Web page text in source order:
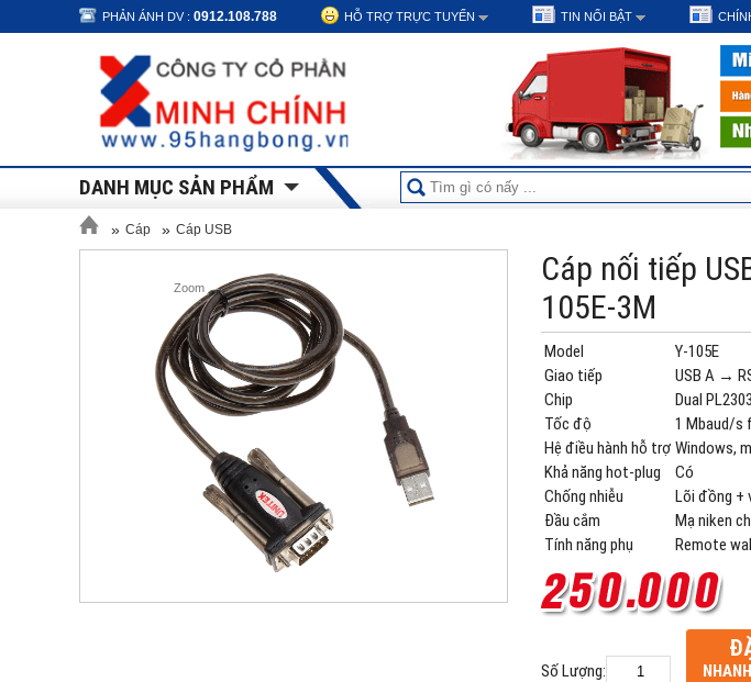
PHẢN ÁNH DV : 0912.108.788 HỖ TRỢ TRỰC TUYẾN TIN NỔI BẬT
DANH MỤC SẢN PHẨM
» Cáp » Cáp USB
Zoom
Cáp nối tiếp
105E-3M
Model
Y‑105E
Giao tiếp
USB A →
Chip
Dual
Tốc độ
1 Mbaud/s
Hệ điều hành hỗ trợ Windows,
Khả năng hot‑plug
Có
Chống nhiễu
Lõi đồng +
Đầu cắm
Mạ niken
Tính năng phụ
Remote
Số Lượng: